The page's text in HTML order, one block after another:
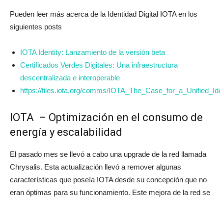
Pueden leer más acerca de la Identidad Digital IOTA en los
siguientes posts
IOTA Identity: Lanzamiento de la versión beta
Certificados Verdes Digitales: Una infraestructura
descentralizada e interoperable
https://files.iota.org/comms/
IOTA – Optimización en el consumo de
energía y escalabilidad
El pasado mes se llevó a cabo una upgrade de la red llamada
Chrysalis. Esta actualización llevó a remover algunas
características que poseía IOTA desde su concepción que no
eran óptimas para su funcionamiento. Este mejora de la red se